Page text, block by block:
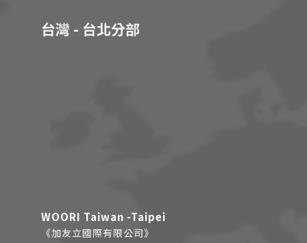
台灣 - 台北分部
WOORI Taiwan -Taipei
《加友立國際有限公司》